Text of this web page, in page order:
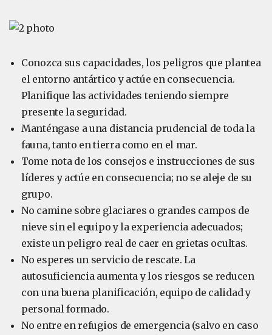
Conozca sus capacidades, los peligros que plantea
el entorno antártico y actúe en consecuencia.
Planifique las actividades teniendo siempre
presente la seguridad.
Manténgase a una distancia prudencial de toda la
fauna, tanto en tierra como en el mar.
Tome nota de los consejos e instrucciones de sus
líderes y actúe en consecuencia; no se aleje de su
grupo.
No camine sobre glaciares o grandes campos de
nieve sin el equipo y la experiencia adecuados;
existe un peligro real de caer en grietas ocultas.
No esperes un servicio de rescate. La
autosuficiencia aumenta y los riesgos se reducen
con una buena planificación, equipo de calidad y
personal formado.
No entre en refugios de emergencia (salvo en caso